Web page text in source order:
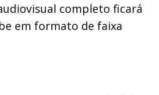
completo ficará
em formato de faixa